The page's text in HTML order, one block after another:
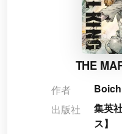
THE
作者
出版社
集英
ス】